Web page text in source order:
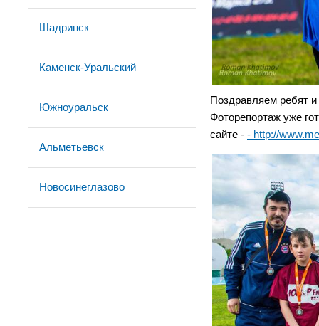
Шадринск
Каменск-Уральский
Южноуральск
Альметьевск
Новосинеглазово
Поздравляем ребят
Фоторепортаж уже
сайте - - http://